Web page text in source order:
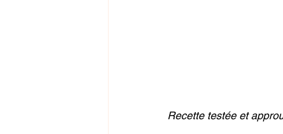
Recette testée et